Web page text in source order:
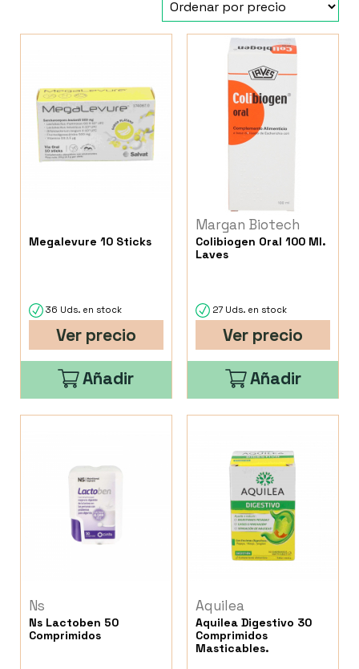
Megalevure 10 Sticks
36 Uds. en stock
Ver precio
Añadir
Margan Biotech
Colibiogen Oral 100 Ml.
Laves
27 Uds. en stock
Ver precio
Añadir
Ns
Ns Lactoben 50
Comprimidos
Aquilea
Aquilea Digestivo 30
Comprimidos
Masticables.